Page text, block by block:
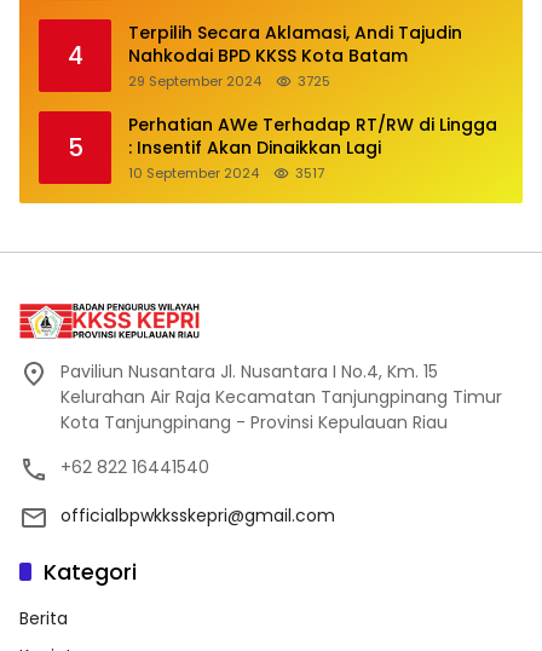
4
Terpilih Secara Aklamasi, Andi Tajudin
Nahkodai BPD KKSS Kota Batam
29 September 2024 3725
5
Perhatian AWe Terhadap RT/RW di Lingga
: Insentif Akan Dinaikkan Lagi
10 September 2024 3517
Paviliun Nusantara Jl. Nusantara I No.4, Km. 15
Kelurahan Air Raja Kecamatan Tanjungpinang Timur
Kota Tanjungpinang - Provinsi Kepulauan Riau
+62 822 16441540
officialbpwkksskepri@gmail.com
Kategori
Berita